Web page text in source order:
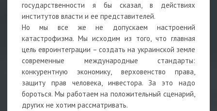
государственности я бы сказал, в действиях
институтов власти и ее представителей.
Но мы все же не допускаем настроений
катастрофизма. Мы исходим из того, что главная
цель евроинтеграции – создать на украинской земле
современные международные стандарты:
конкурентную экономику, верховенство права,
защиту прав человека, инвестора. За это надо
бороться. Мы работаем на положительный сценарий,
других не хотим рассматривать.